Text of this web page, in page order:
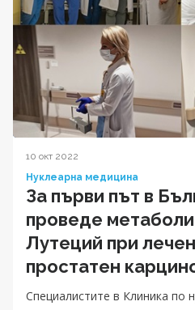
10 окт 2022
Нуклеарна медицина
За първи път в
проведе
Лутеций при
простатен
Специалистите в Клиника по